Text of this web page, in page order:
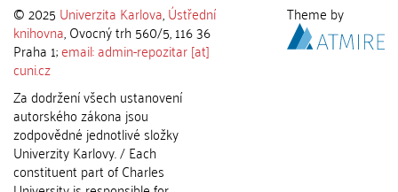
© 2025 Univerzita Karlova,Ústřední
knihovna, Ovocný trh 560/5, 116 36
Praha 1;email: admin-repozitar [at]
cuni.cz
Za dodržení všech ustanovení
autorského zákona jsou
zodpovědné jednotlivé složky
Univerzity Karlovy. / Each
constituent part of Charles
Theme by